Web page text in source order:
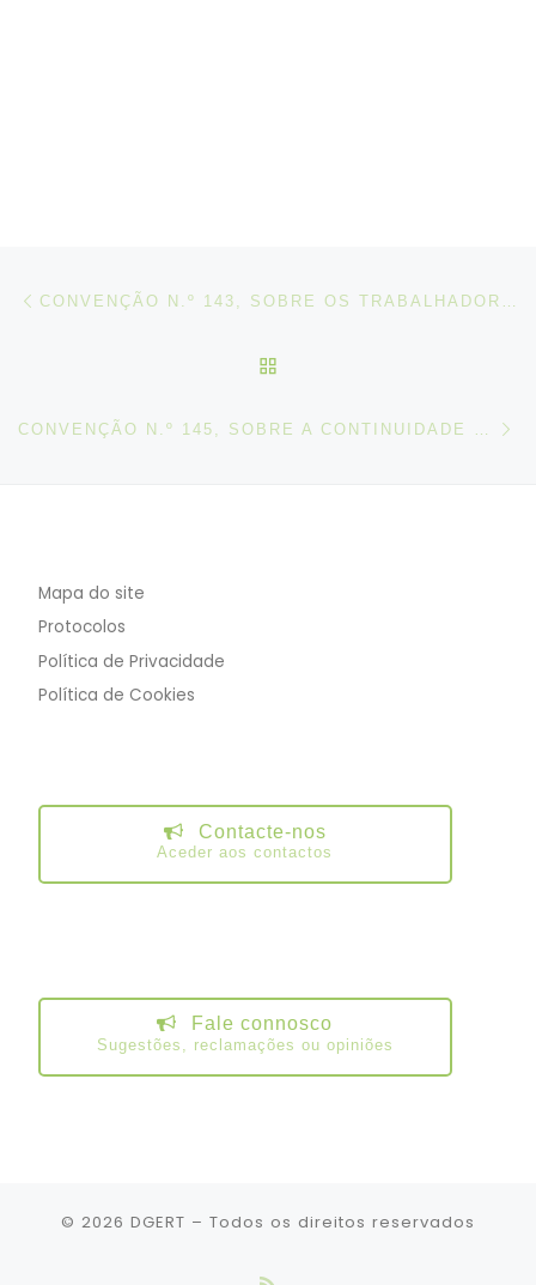
Post navigation
Mapa do site
Protocolos
Política de Privacidade
Política de Cookies
Contacte-nos
Aceder aos contactos
Fale connosco
Sugestões, reclamações ou opiniões
© 2026 DGERT – Todos os direitos reservados